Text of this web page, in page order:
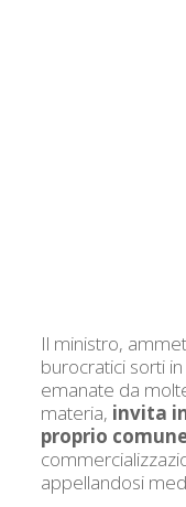
Il ministro,
burocratici sorti
emanate da
materia, invita
proprio
appellandosi